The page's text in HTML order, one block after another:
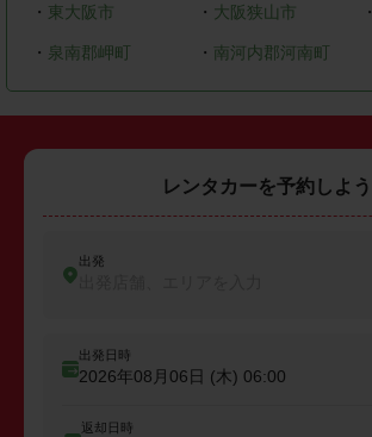
・ 東大阪市 ・ 大阪狭山市 ・
・ 泉南郡岬町 ・ 南河内郡河南町
レンタカーを予約しよう
出発
出発日時
2026年08月06日 (木) 06:00
返却日時